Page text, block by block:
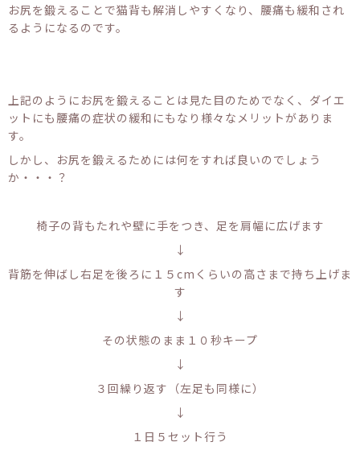
お尻を鍛えることで猫背も解消しやすくなり、腰痛も緩和され
るようになるのです。
上記のようにお尻を鍛えることは見た目のためでなく、ダイエ
ットにも腰痛の症状の緩和にもなり様々なメリットがありま
す。
しかし、お尻を鍛えるためには何をすれば良いのでしょう
か・・・？
椅子の背もたれや壁に手をつき、足を肩幅に広げます
↓
背筋を伸ばし右足を後ろに１５cmくらいの高さまで持ち上げま
す
↓
その状態のまま１０秒キープ
↓
３回繰り返す（左足も同様に）
↓
１日５セット行う